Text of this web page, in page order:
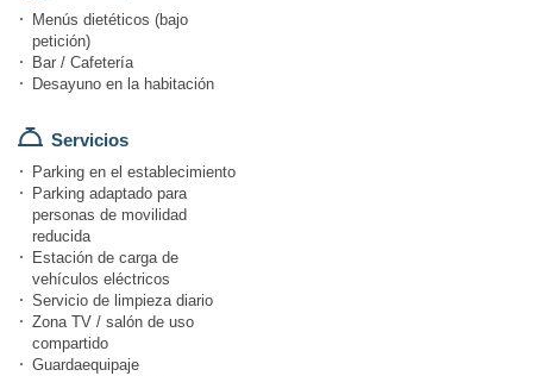
Menús dietéticos (bajo
petición)
Bar / Cafetería
Desayuno en la habitación
Servicios
Parking en el establecimiento
Parking adaptado para
personas de movilidad
reducida
Estación de carga de
vehículos eléctricos
Servicio de limpieza diario
Zona TV / salón de uso
compartido
Guardaequipaje